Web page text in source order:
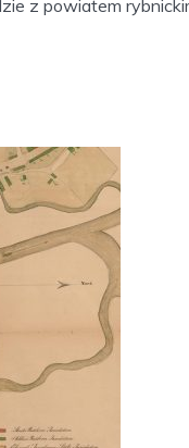
z powiatem